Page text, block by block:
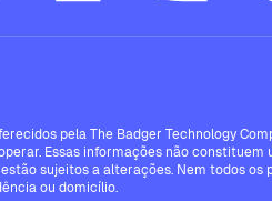
pela The Badger Technology
Essas informações não
sujeitos a alterações. Nem todos
ou domicílio.